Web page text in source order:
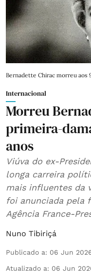
Bernadette Chirac morreu aos
Internacional
Morreu
primeira-
anos
Viúva do ex-
longa carreira
mais influentes da
foi anunciada pela
Agência France-
Nuno Tibiriçá
Publicado a: 06 Jun
Atualizado a: 06 Jun